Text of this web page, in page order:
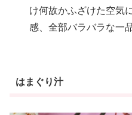
け何故かふざけた空気
感、全部バラバラな一品
はまぐり汁